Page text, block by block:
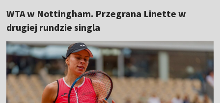
WTA w Nottingham. Przegrana Linette w
drugiej rundzie singla